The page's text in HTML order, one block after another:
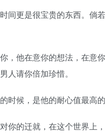
更是很宝贵的东西。倘
他在意你的想法，在意
人请你倍加珍惜。
候，是他的耐心值最高的
的迁就，在这个世界上，